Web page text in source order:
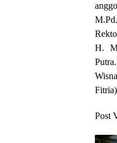
H.
Fitria)
Post